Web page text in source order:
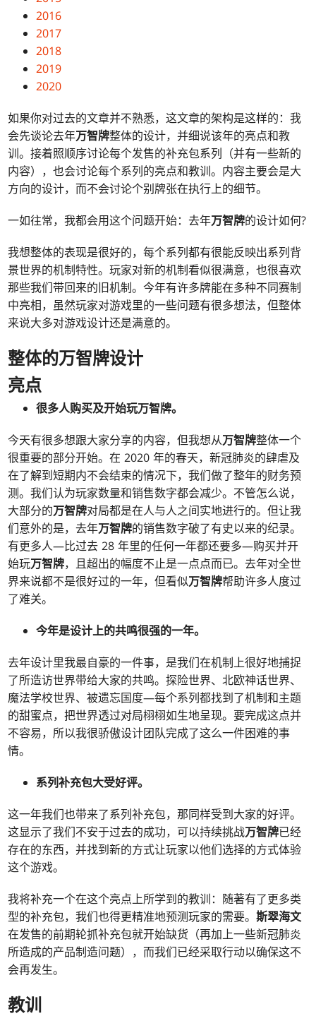
2016
2017
2018
2019
2020
如果你对过去的文章并不熟悉，这文章的架构是这样的：我
会先谈论去年万智牌整体的设计，并细说该年的亮点和教
训。接着照顺序讨论每个发售的补充包系列（并有一些新的
内容），也会讨论每个系列的亮点和教训。内容主要会是大
方向的设计，而不会讨论个别牌张在执行上的细节。
一如往常，我都会用这个问题开始：去年万智牌的设计如何?
我想整体的表现是很好的，每个系列都有很能反映出系列背
景世界的机制特性。玩家对新的机制看似很满意，也很喜欢
那些我们带回来的旧机制。今年有许多牌能在多种不同赛制
中亮相，虽然玩家对游戏里的一些问题有很多想法，但整体
来说大多对游戏设计还是满意的。
整体的万智牌设计
亮点
很多人购买及开始玩万智牌。
今天有很多想跟大家分享的内容，但我想从万智牌整体一个
很重要的部分开始。在 2020 年的春天，新冠肺炎的肆虐及
在了解到短期内不会结束的情况下，我们做了整年的财务预
测。我们认为玩家数量和销售数字都会减少。不管怎么说，
大部分的万智牌对局都是在人与人之间实地进行的。但让我
们意外的是，去年万智牌的销售数字破了有史以来的纪录。
有更多人—比过去 28 年里的任何一年都还要多—购买并开
始玩万智牌，且超出的幅度不止是一点点而已。去年对全世
界来说都不是很好过的一年，但看似万智牌帮助许多人度过
了难关。
今年是设计上的共鸣很强的一年。
去年设计里我最自豪的一件事，是我们在机制上很好地捕捉
了所造访世界带给大家的共鸣。探险世界、北欧神话世界、
魔法学校世界、被遗忘国度—每个系列都找到了机制和主题
的甜蜜点，把世界透过对局栩栩如生地呈现。要完成这点并
不容易，所以我很骄傲设计团队完成了这么一件困难的事
情。
系列补充包大受好评。
这一年我们也带来了系列补充包，那同样受到大家的好评。
这显示了我们不安于过去的成功，可以持续挑战万智牌已经
存在的东西，并找到新的方式让玩家以他们选择的方式体验
这个游戏。
我将补充一个在这个亮点上所学到的教训：随著有了更多类
型的补充包，我们也得更精准地预测玩家的需要。斯翠海文
在发售的前期轮抓补充包就开始缺货（再加上一些新冠肺炎
所造成的产品制造问题），而我们已经采取行动以确保这不
会再发生。
教训